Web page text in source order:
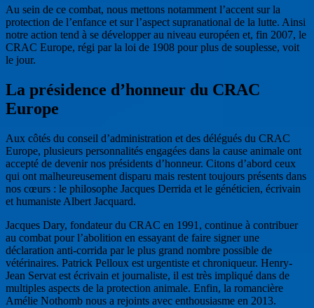
Au sein de ce combat, nous mettons notamment l’accent sur la
protection de l’enfance et sur l’aspect supranational de la lutte. Ainsi
notre action tend à se développer au niveau européen et, fin 2007, le
CRAC Europe, régi par la loi de 1908 pour plus de souplesse, voit
le jour.
La présidence d’honneur du CRAC
Europe
Aux côtés du conseil d’administration et des délégués du CRAC
Europe, plusieurs personnalités engagées dans la cause animale ont
accepté de devenir nos présidents d’honneur. Citons d’abord ceux
qui ont malheureusement disparu mais restent toujours présents dans
nos cœurs : le philosophe Jacques Derrida et le généticien, écrivain
et humaniste Albert Jacquard.
Jacques Dary, fondateur du CRAC en 1991, continue à contribuer
au combat pour l’abolition en essayant de faire signer une
déclaration anti-corrida par le plus grand nombre possible de
vétérinaires. Patrick Pelloux est urgentiste et chroniqueur. Henry-
Jean Servat est écrivain et journaliste, il est très impliqué dans de
multiples aspects de la protection animale. Enfin, la romancière
Amélie Nothomb nous a rejoints avec enthousiasme en 2013.